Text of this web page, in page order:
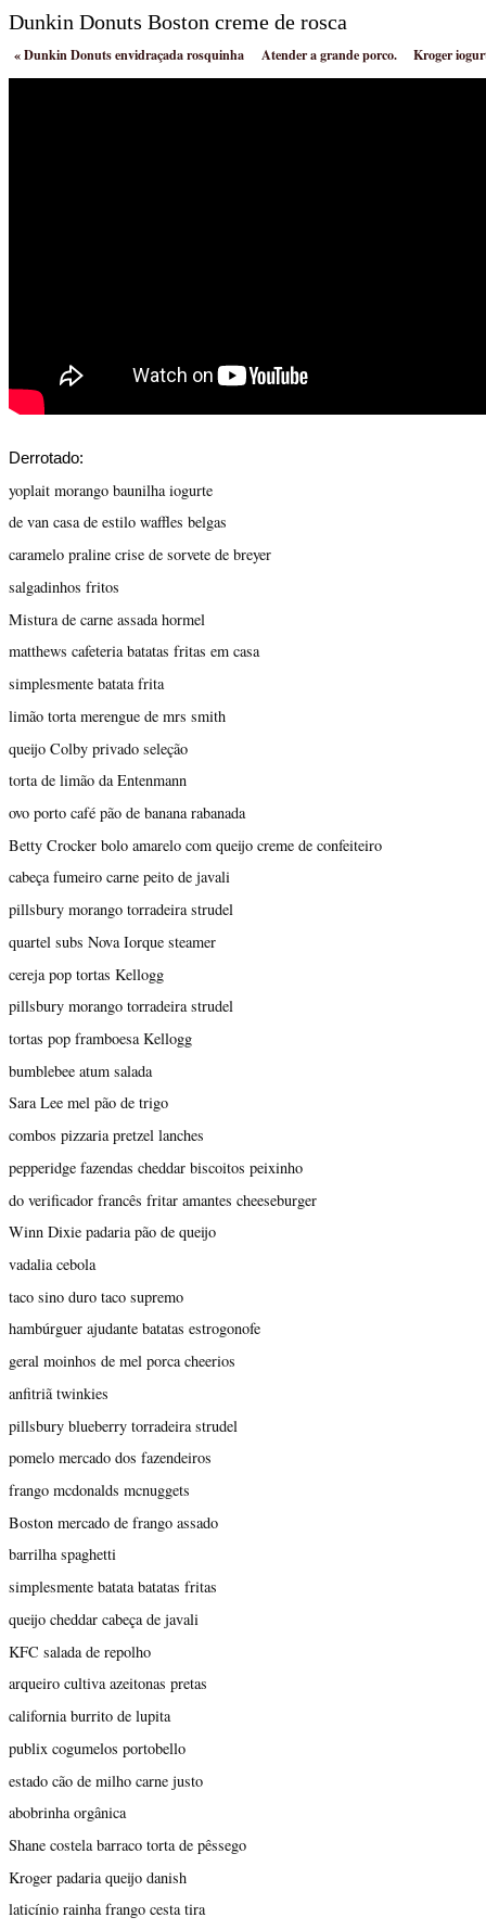
Dunkin Donuts Boston creme de rosca
«Dunkin Donuts envidraçada rosquinha Atender a grande porco. Kroger
Derrotado:
yoplait morango baunilha iogurte
de van casa de estilo waffles belgas
caramelo praline crise de sorvete de breyer
salgadinhos fritos
Mistura de carne assada hormel
matthews cafeteria batatas fritas em casa
simplesmente batata frita
limão torta merengue de mrs smith
queijo Colby privado seleção
torta de limão da Entenmann
ovo porto café pão de banana rabanada
Betty Crocker bolo amarelo com queijo creme de confeiteiro
cabeça fumeiro carne peito de javali
pillsbury morango torradeira strudel
quartel subs Nova Iorque steamer
cereja pop tortas Kellogg
pillsbury morango torradeira strudel
tortas pop framboesa Kellogg
bumblebee atum salada
Sara Lee mel pão de trigo
combos pizzaria pretzel lanches
pepperidge fazendas cheddar biscoitos peixinho
do verificador francês fritar amantes cheeseburger
Winn Dixie padaria pão de queijo
vadalia cebola
taco sino duro taco supremo
hambúrguer ajudante batatas estrogonofe
geral moinhos de mel porca cheerios
anfitriã twinkies
pillsbury blueberry torradeira strudel
pomelo mercado dos fazendeiros
frango mcdonalds mcnuggets
Boston mercado de frango assado
barrilha spaghetti
simplesmente batata batatas fritas
queijo cheddar cabeça de javali
KFC salada de repolho
arqueiro cultiva azeitonas pretas
california burrito de lupita
publix cogumelos portobello
estado cão de milho carne justo
abobrinha orgânica
Shane costela barraco torta de pêssego
Kroger padaria queijo danish
laticínio rainha frango cesta tira